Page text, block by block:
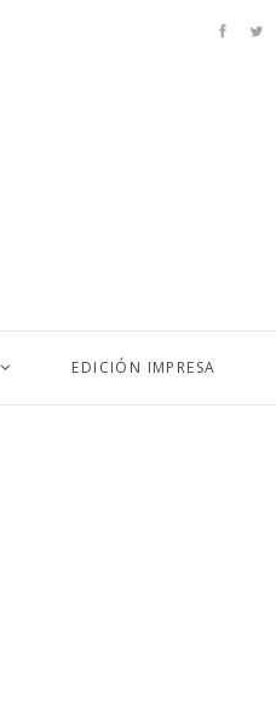
EDICIÓN IMPRESA